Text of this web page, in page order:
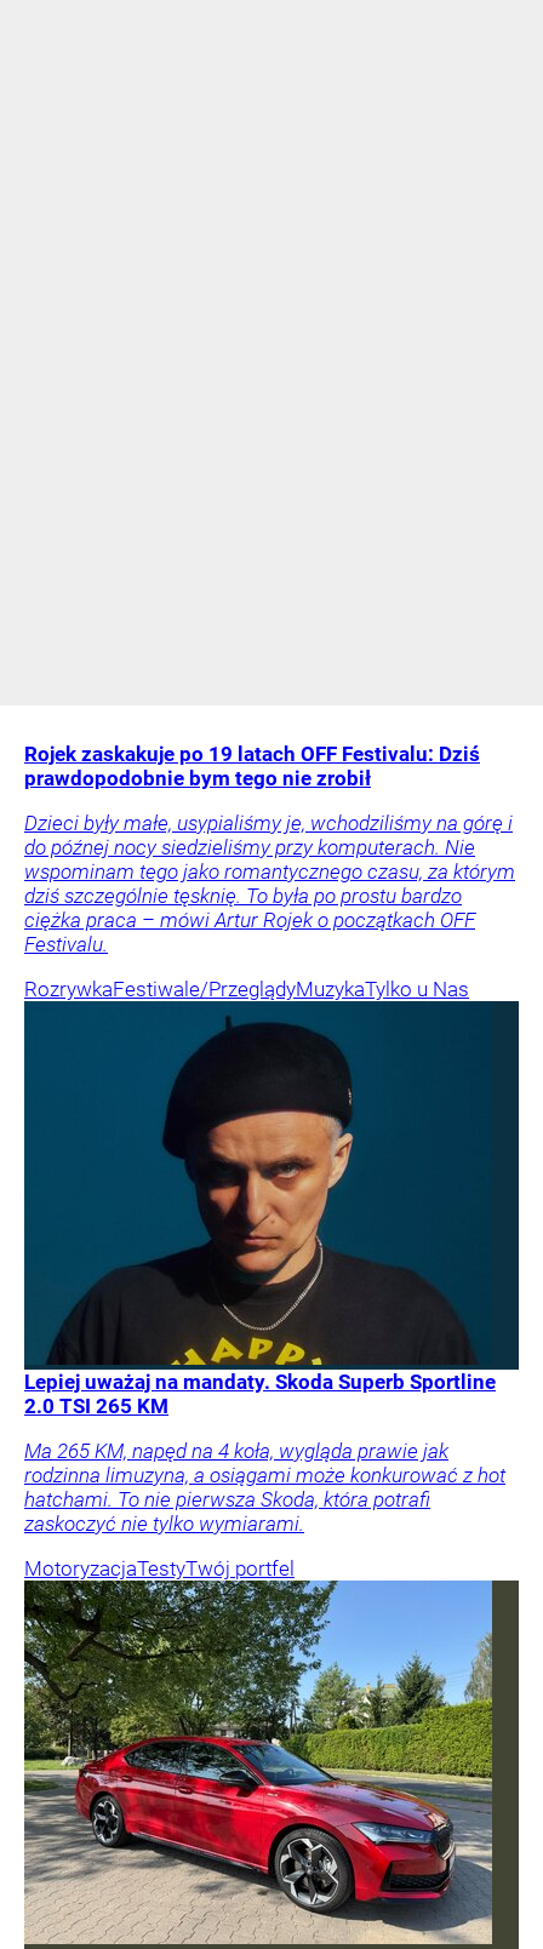
Rojek zaskakuje po 19 latach OFF Festivalu: Dziś
prawdopodobnie bym tego nie zrobił
Dzieci były małe, usypialiśmy je, wchodziliśmy na górę i
do późnej nocy siedzieliśmy przy komputerach. Nie
wspominam tego jako romantycznego czasu, za którym
dziś szczególnie tęsknię. To była po prostu bardzo
ciężka praca – mówi Artur Rojek o początkach OFF
Festivalu.
RozrywkaFestiwale/PrzeglądyMuzykaTylko u Nas
Lepiej uważaj na mandaty. Skoda Superb Sportline
2.0 TSI 265 KM
Ma 265 KM, napęd na 4 koła, wygląda prawie jak
rodzinna limuzyna, a osiągami może konkurować z hot
hatchami. To nie pierwsza Skoda, która potrafi
zaskoczyć nie tylko wymiarami.
MotoryzacjaTestyTwój portfel